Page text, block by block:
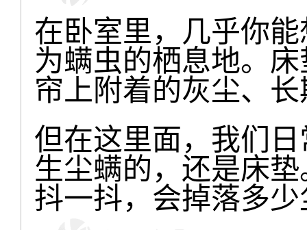
在卧室里，几乎你
为螨虫的栖息地。
帘上附着的灰尘、
但在这里面，我们
生尘螨的，还是床
抖一抖，会掉落多